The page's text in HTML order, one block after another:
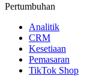
Pertumbuhan
Analitik
CRM
Kesetiaan
Pemasaran
TikTok Shop